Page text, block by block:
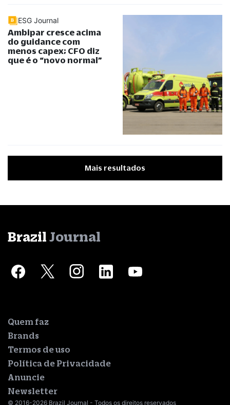
ESG Journal
Ambipar cresce acima
do guidance com
menos capex; CFO diz
que é o “novo normal”
Mais resultados
Brazil Journal
Quem faz
Brands
Termos de uso
Política de Privacidade
Anuncie
Newsletter
© 2016-2026 Brazil Journal - Todos os direitos reservados